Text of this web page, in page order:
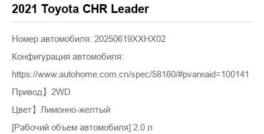
2021 Toyota CHR Leader
Номер автомобиля: 20250619XXHX02
Конфигурация автомобиля:
https://www.autohome.com.cn/spec/58160/#pvareaid=100141
Привод】2WD
Цвет】Лимонно-желтый
[Рабочий объем автомобиля] 2.0 л